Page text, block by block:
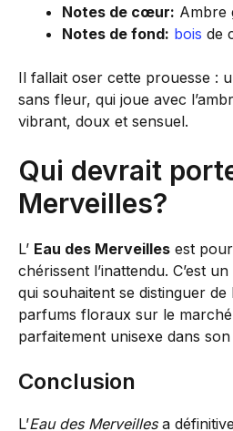
Notes de cœur: Ambre
Notes de fond: bois de
Il fallait oser cette prouesse :
sans fleur, qui joue avec
vibrant, doux et sensuel.
Qui devrait
Merveilles?
L’ Eau des Merveilles est
chérissent l’inattendu. C’est un
qui souhaitent se distinguer de
parfums floraux sur le
parfaitement unisexe dans son
Conclusion
L’Eau des Merveillesa